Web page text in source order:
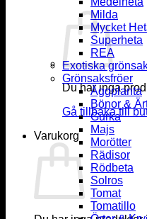
Du har inga
Gå tillbaka till
Varukorg
Milda
Mycket
Superheta
REA
Exotiska
Grönsaksfröer
Äggplanta
Bönor &
Gurka
Majs
Morötter
Rädisor
Rödbeta
Solros
Tomat
Tomatillo